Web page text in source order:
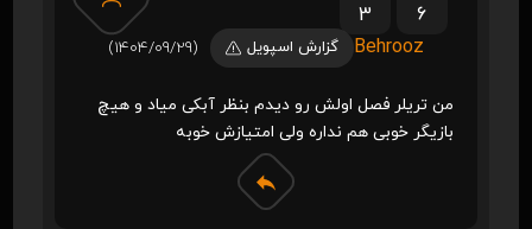
3
6
Behrooz
گزارش اسپویل (1404/09/29)
من تریلر فصل اولش رو دیدم بنظر آبکی میاد و هیچ
بازیگر خوبی هم نداره ولی امتیازش خوبه